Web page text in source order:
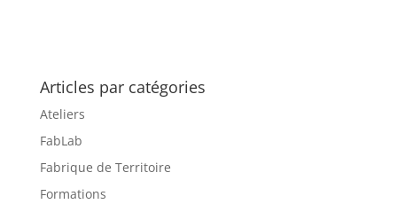
Articles par catégories
Ateliers
FabLab
Fabrique de Territoire
Formations